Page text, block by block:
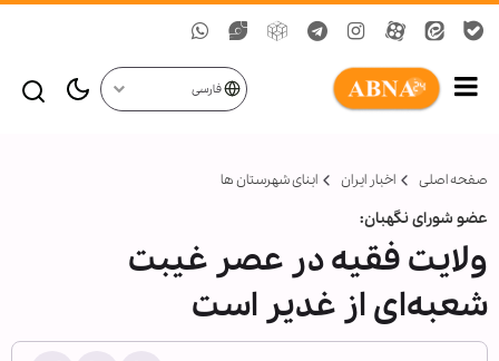
فارسی
صفحه اصلی اخبار ایران ابنای شهرستان ها
عضو شورای نگهبان:
ولایت فقیه در عصر غیبت
شعبه‌ای از غدیر است